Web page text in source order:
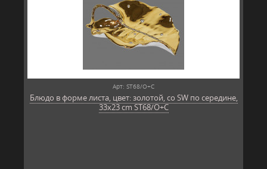
Арт: ST68/O+C
Блюдо в форме листа, цвет: золотой, со SW по середине,
33x23 cm ST68/O+C